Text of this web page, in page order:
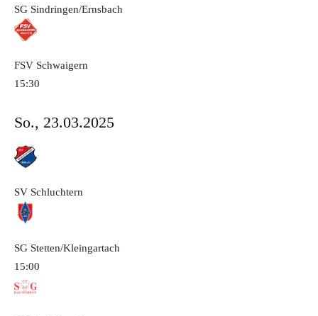
SG Sindringen/Ernsbach
FSV Schwaigern
15:30
So., 23.03.2025
SV Schluchtern
SG Stetten/Kleingartach
15:00